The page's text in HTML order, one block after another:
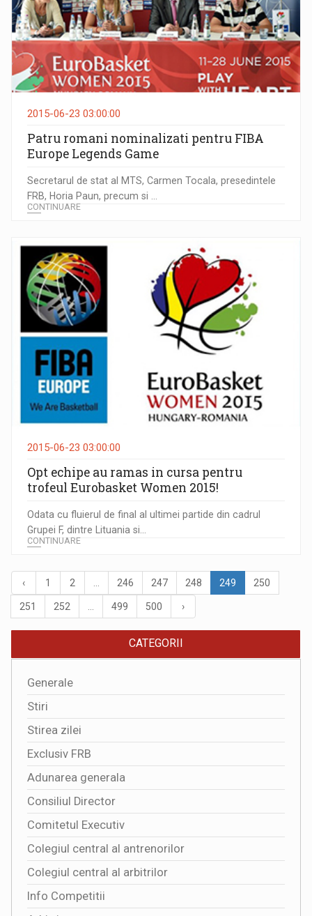
2015-06-23 03:00:00
Patru romani nominalizati pentru FIBA
Europe Legends Game
Secretarul de stat al MTS, Carmen Tocala, presedintele
FRB, Horia Paun, precum si ...
CONTINUARE
2015-06-23 03:00:00
Opt echipe au ramas in cursa pentru
trofeul Eurobasket Women 2015!
Odata cu fluierul de final al ultimei partide din cadrul
Grupei F, dintre Lituania si...
CONTINUARE
‹ 1 2 246 247 248 249 250
251 252 499 500 ›
CATEGORII
Generale
Stiri
Stirea zilei
Exclusiv FRB
Adunarea generala
Consiliul Director
Comitetul Executiv
Colegiul central al antrenorilor
Colegiul central al arbitrilor
Info Competitii